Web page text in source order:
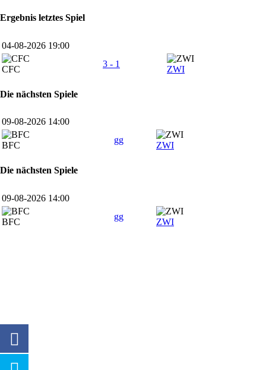
Ergebnis letztes Spiel
04-08-2026 19:00
CFC
3 - 1
ZWI
Die nächsten Spiele
09-08-2026 14:00
BFC
gg
ZWI
Die nächsten Spiele
09-08-2026 14:00
BFC
gg
ZWI
SPONSOREN